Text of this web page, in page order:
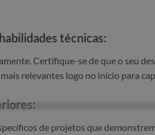
técnicas:
Certifique-se de que o seu
relevantes logo no início para
de projetos que